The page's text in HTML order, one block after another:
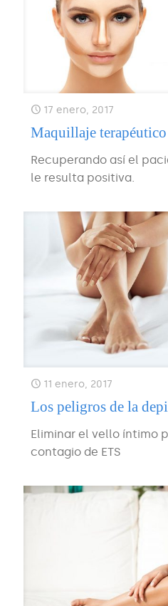
17 enero, 2017
Maquillaje terapéutico
Recuperando así el
le resulta positiva.
11 enero, 2017
Los peligros de la
Eliminar el vello íntimo
contagio de ETS